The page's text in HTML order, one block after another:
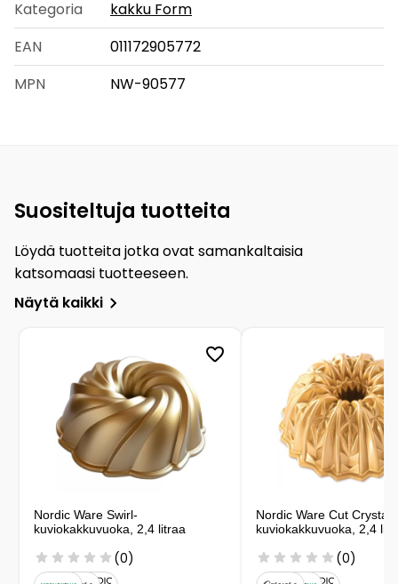
Kategoria
kakku Form
EAN
011172905772
MPN
NW-90577
Suositeltuja tuotteita
Löydä tuotteita jotka ovat samankaltaisia
katsomaasi tuotteeseen.
Näytä kaikki
Nordic Ware Swirl-
kuviokakkuvuoka, 2,4 litraa
(0)
Nordic Ware Cut Crystal
kuviokakkuvuoka, 2,4
(0)